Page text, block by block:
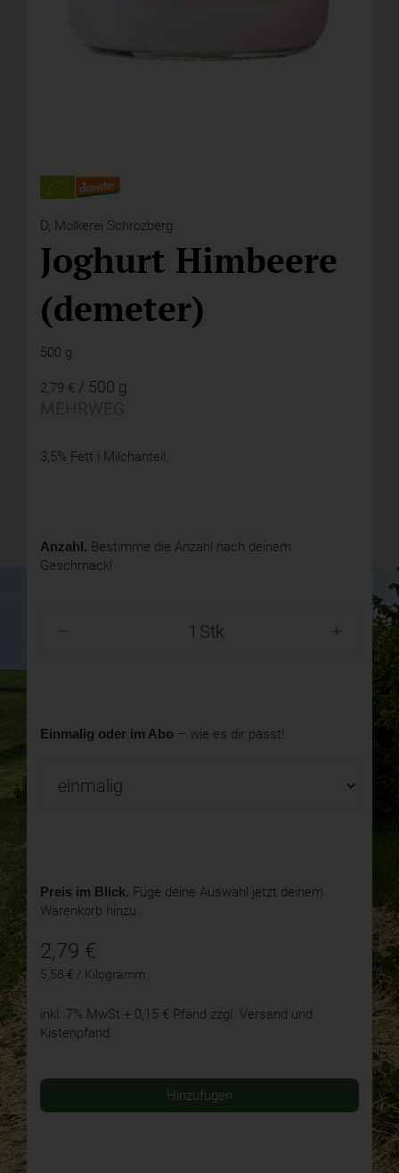
D, Molkerei Schrozberg
Joghurt Himbeere
(demeter)
500 g
2,79 € / 500 g
3,5% Fett i Milchanteil
Anzahl. Bestimme die Anzahl nach deinem
Geschmack!
Stk
Einmalig oder im Abo – wie es dir passt!
Preis im Blick. Füge deine Auswahl jetzt deinem
Warenkorb hinzu.
2,79 €
5,58 € / Kilogramm
inkl. 7% MwSt + 0,15 € Pfand zzgl. Versand und
Kistenpfand
Hinzufügen